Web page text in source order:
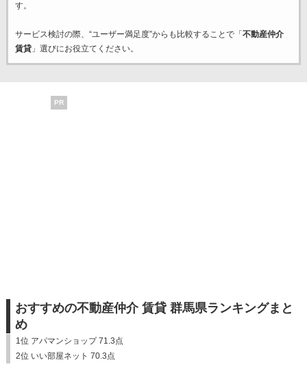
す。
サービス検討の際、“ユーザー満足度”からも比較することで「 不動産仲介
賃貸」選びにお役立てください。
PR
おすすめの不動産仲介 賃貸 群馬県ランキングまと
め
1位 アパマンショップ 71.3点
2位 いい部屋ネット 70.3点